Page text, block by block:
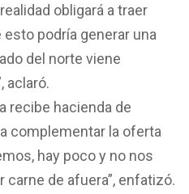
obligará a traer
podría generar una
del norte viene
aclaró.
recibe hacienda de
complementar la oferta
hay poco y no nos
carne de afuera”, enfatizó.